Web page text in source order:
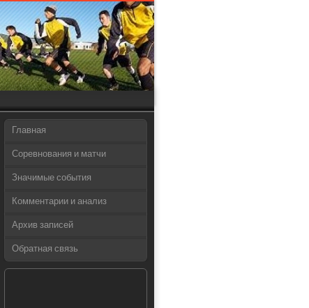
Главная
Соревнования и матчи
Значимые события
Комментарии и анализ
Архив записей
Обратная связь